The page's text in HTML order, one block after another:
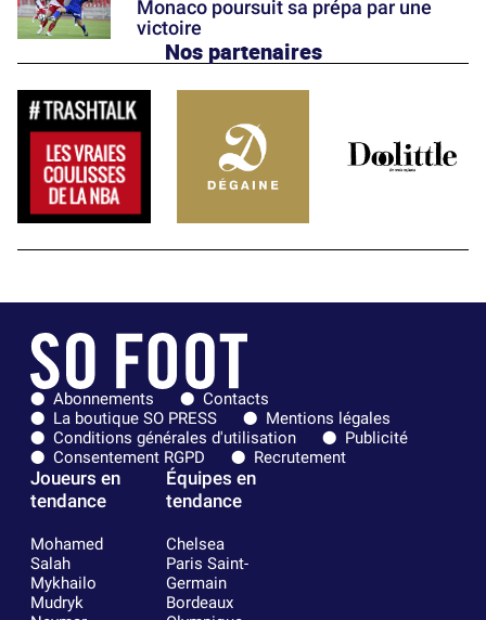
Monaco poursuit sa prépa par une
victoire
Nos partenaires
Abonnements
Contacts
La boutique SO PRESS
Mentions légales
Conditions générales d'utilisation
Publicité
Consentement RGPD
Recrutement
Joueurs en
tendance
Mohamed
Salah
Mykhailo
Mudryk
Équipes en
tendance
Chelsea
Paris Saint-
Germain
Bordeaux